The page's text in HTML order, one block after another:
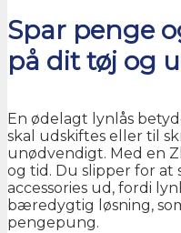
Spar penge
på dit tøj og
En ødelagt lynlås
skal udskiftes eller til
unødvendigt. Med en
og tid. Du slipper for at
accessories ud, fordi
bæredygtig løsning,
pengepung.